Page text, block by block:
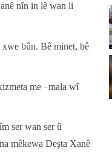
nîn in lê wan li
bûn. Bê minet, bê
me –mala wî
ser wan ser û
mêkewa Deşta Xanê